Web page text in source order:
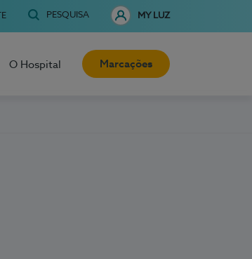
PESQUISA MY LUZ
O Hospital Marcações